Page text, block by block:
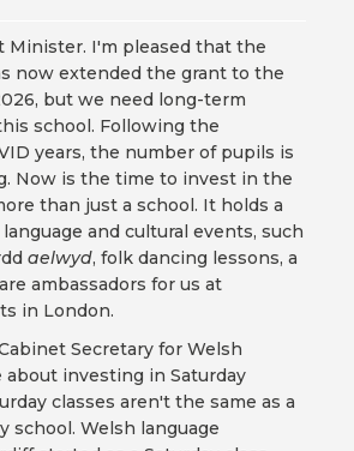
Minister. I'm pleased that the
now extended the grant to the
but we need long-term
school. Following the
years, the number of pupils is
Now is the time to invest in the
than just a school. It holds a
and cultural events, such
aelwyd, folk dancing lessons, a
ambassadors for us at
in London.
Secretary for Welsh
about investing in Saturday
classes aren't the same as a
school. Welsh language